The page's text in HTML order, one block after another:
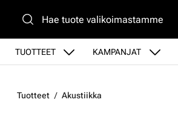
TUOTTEET KAMPANJAT
Tuotteet Akustiikka